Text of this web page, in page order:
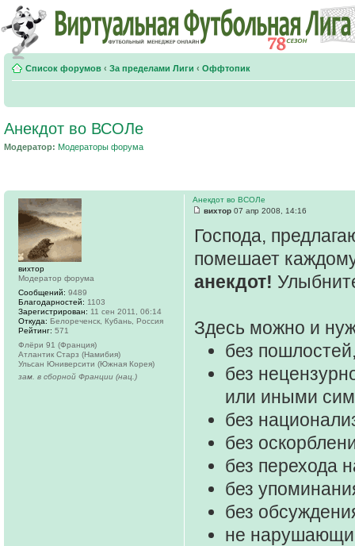
Список форумов ‹ За пределами Лиги ‹ Оффтопик
Анекдот во ВСОЛе
Модератор: Модераторы форума
Анекдот во ВСОЛе
вихтор 07 апр 2008, 14:16
Господа,
помешает
анекдот!
Здесь можно и
без
без
или иными
без
без
без перехода
без
без
не
вихтор
Модератор форума
Сообщений: 9489
Благодарностей: 1103
Зарегистрирован: 11 сен 2011, 06:14
Откуда: Белореченск, Кубань, Россия
Рейтинг: 571
Флёри 91 (Франция)
Атлантик Старз (Намибия)
Ульсан Юниверсити (Южная Корея)
зам. в сборной Франции (нац.)